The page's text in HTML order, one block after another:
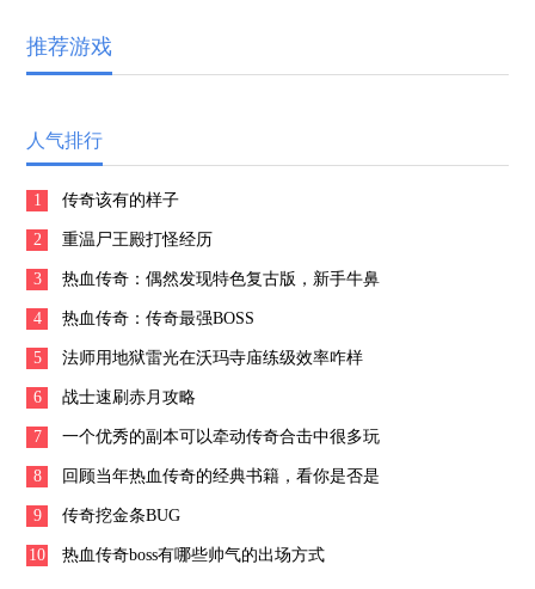
推荐游戏
人气排行
1 传奇该有的样子
2 重温尸王殿打怪经历
3 热血传奇：偶然发现特色复古版，新手牛鼻
子解决终极boos
4 热血传奇：传奇最强BOSS
5 法师用地狱雷光在沃玛寺庙练级效率咋样
6 战士速刷赤月攻略
7 一个优秀的副本可以牵动传奇合击中很多玩
家的兴趣
8 回顾当年热血传奇的经典书籍，看你是否是
骨灰的传奇迷？
9 传奇挖金条BUG
10 热血传奇boss有哪些帅气的出场方式